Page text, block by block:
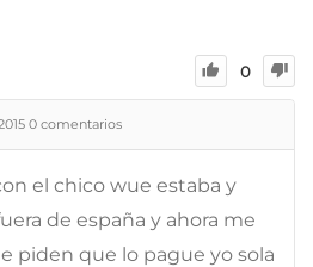
0
0 comentarios
el chico wue estaba y
de españa y ahora me
piden que lo pague yo sola